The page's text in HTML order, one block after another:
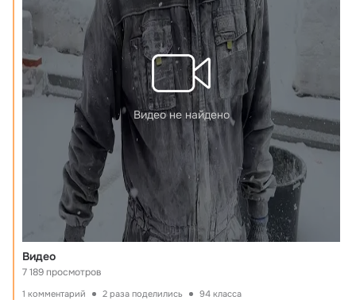
Видео не найдено
Видео
7 189 просмотров
1 комментарий 2 раза поделились 94 класса